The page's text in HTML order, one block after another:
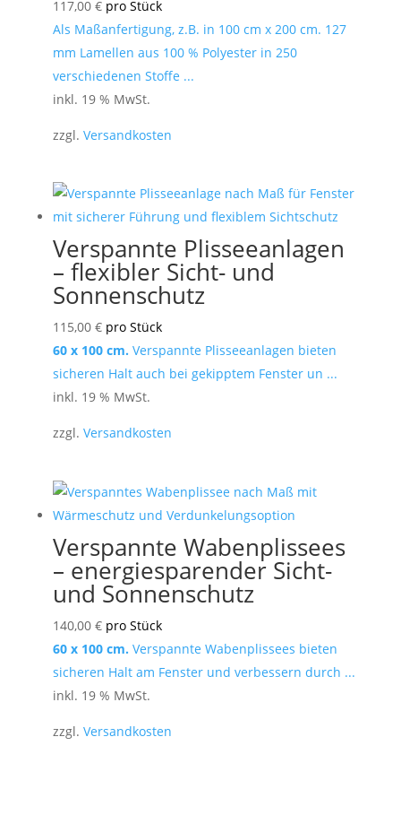
117,00 € pro Stück
Als Maßanfertigung, z.B. in 100 cm x 200 cm. 127
mm Lamellen aus 100 % Polyester in 250
verschiedenen Stoffe ...
inkl. 19 % MwSt.
zzgl. Versandkosten
Verspannte Plisseeanlagen
– flexibler Sicht- und
Sonnenschutz
115,00 € pro Stück
60 x 100 cm. Verspannte Plisseeanlagen bieten
sicheren Halt auch bei gekipptem Fenster un ...
inkl. 19 % MwSt.
zzgl. Versandkosten
Verspannte Wabenplissees
– energiesparender Sicht-
und Sonnenschutz
140,00 € pro Stück
60 x 100 cm. Verspannte Wabenplissees bieten
sicheren Halt am Fenster und verbessern durch ...
inkl. 19 % MwSt.
zzgl. Versandkosten